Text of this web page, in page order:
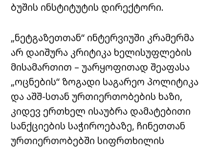
ბუშის ინსტიტუტის დირექტორი.
„ნეტგაზეთთან“ ინტერვიუში კრამერმა
არ დაიშურა კრიტიკა ხელისუფლების
მისამართით – უარყოფითად შეაფასა
„ოცნების“ ზოგადი საგარეო პოლიტიკა
და აშშ-სთან ურთიერთობების ხაზი,
კიდევ ერთხელ ისაუბრა დამატებითი
სანქციების საჭიროებაზე, ჩინეთთან
ურთიერთობებში სიფრთხილის